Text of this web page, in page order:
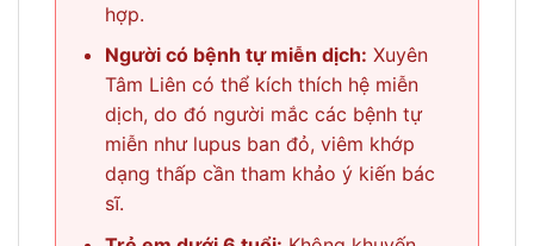
hợp.
Người có bệnh tự miễn dịch: Xuyên
Tâm Liên có thể kích thích hệ miễn
dịch, do đó người mắc các bệnh tự
miễn như lupus ban đỏ, viêm khớp
dạng thấp cần tham khảo ý kiến bác
sĩ.